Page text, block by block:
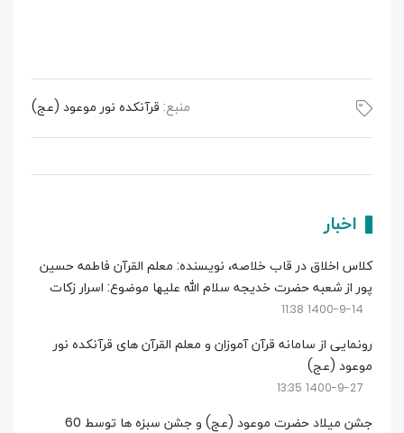
منبع: قرآنکده نور موعود (عج)
اخبار
کلاس اخلاق در قاب خلاصه، نویسنده: معلم القرآن فاطمه حسین
پور از شعبه حضرت خدیجه سلام الله علیها موضوع: اسرار زکات
1400-9-14 11:38
رونمایی از سامانه قرآن آموزان و معلم القرآن های قرآنکده نور
موعود (عج)
1400-9-27 13:35
جشن میلاد حضرت موعود (عج) و جشن سبزه ها توسط 60